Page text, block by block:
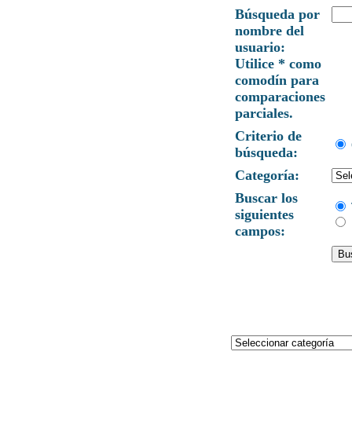
Búsqueda por
nombre del
usuario:
Utilice * como
comodín para
comparaciones
parciales.
Criterio de
búsqueda:
Categoría:
Buscar los
siguientes
campos: